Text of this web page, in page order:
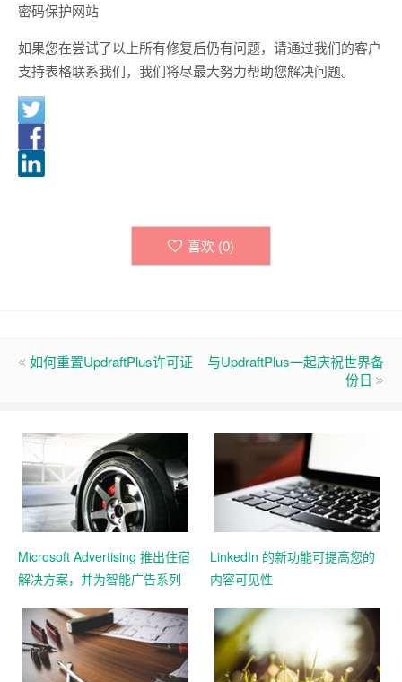
密码保护网站
如果您在尝试了以上所有修复后仍有问题，请通过我们的客户
支持表格联系我们，我们将尽最大努力帮助您解决问题。
喜欢 (0)
如何重置UpdraftPlus许可证
与UpdraftPlus一起庆祝世界备
份日
Microsoft Advertising 推出住宿
解决方案，并为智能广告系列
场
LinkedIn 的新功能可提高您的
内容可见性